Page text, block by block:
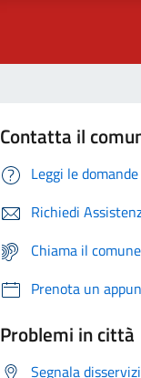
Contatta il
Leggi le
Richiedi
Chiama il
Prenota un
Problemi in città
Segnala